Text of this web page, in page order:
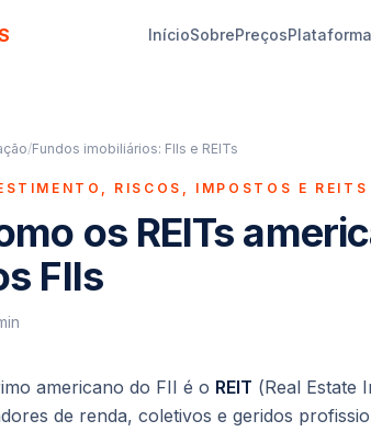
InícioSobrePreçosPlataforma
/Fundos imobiliários: FIIs e REITs
RISCOS, IMPOSTOS E REITS
os REITs
FIIs
americano do FII é o REIT (Real Estate
de renda, coletivos e geridos